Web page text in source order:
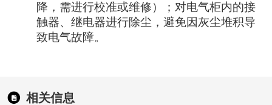
降，需进行校准或维修）；对电气柜内的接
触器、继电器进行除尘，避免因灰尘堆积导
致电气故障。
相关信息